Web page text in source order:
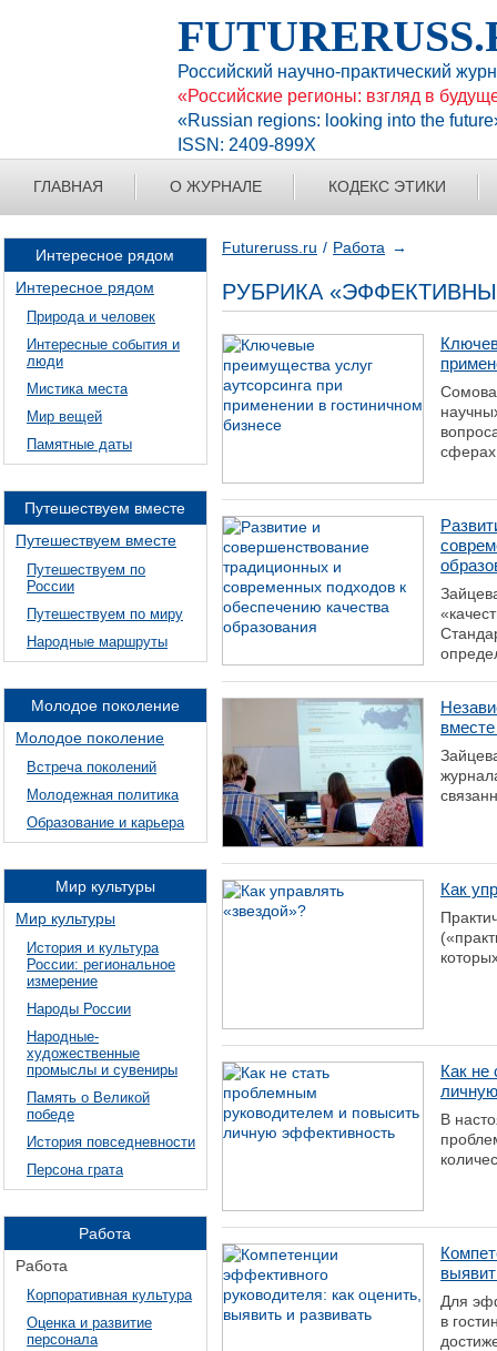
Российский научно-практический
«Российские регионы: взгляд в
«Russian regions: looking into the
ISSN: 2409-899X
ГЛАВНАЯ О ЖУРНАЛЕ КОДЕКС ЭТИКИ
Futureruss.ru Работа
РУБРИКА
Сомова
сферах
Как
Как не
В
Для
в
Интересное рядом
Интересное рядом
Природа и человек
Интересные события и
люди
Мистика места
Мир вещей
Памятные даты
Путешествуем вместе
Путешествуем вместе
Путешествуем по
России
Путешествуем по миру
Народные маршруты
Молодое поколение
Молодое поколение
Встреча поколений
Молодежная политика
Образование и карьера
Мир культуры
Мир культуры
История и культура
России: региональное
измерение
Народы России
Народные-
художественные
промыслы и сувениры
Память о Великой
победе
История повседневности
Персона грата
Работа
Работа
Корпоративная культура
Оценка и развитие
персонала